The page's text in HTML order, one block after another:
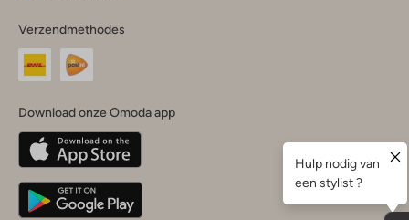
je
land
Nederland
Belgique(Français)
Deutschland
Verzendmethodes
Download onze Omoda app